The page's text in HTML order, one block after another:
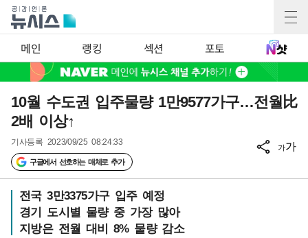
메인 랭킹 섹션 포토
10월 수도권 입주물량 1만9577가구…전월比
2배 이상↑
기사등록 2023/09/25 08:24:33
구글에서 선호하는 매체로 추가
가가
전국 3만3375가구 입주 예정
경기 도시별 물량 중 가장 많아
지방은 전월 대비 8% 물량 감소